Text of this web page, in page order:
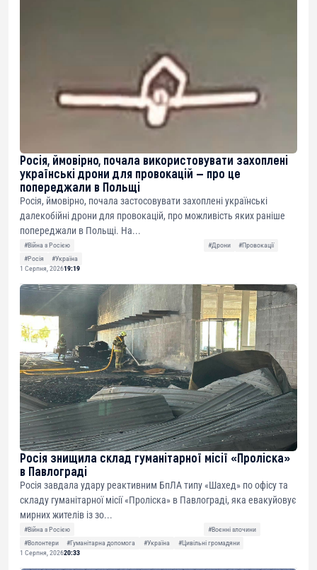
Росія, ймовірно, почала використовувати захоплені
українські дрони для провокацій — про це
попереджали в Польщі
Росія, ймовірно, почала застосовувати захоплені українські
далекобійні дрони для провокацій, про можливість яких раніше
попереджали в Польщі. На...
#Війна з Росією #Дрони
#Провокації
#Росія
#Україна
1 Серпня, 202619:19
Росія знищила склад гуманітарної місії «Проліска»
в Павлограді
Росія завдала удару реактивним БпЛА типу «Шахед» по офісу та
складу гуманітарної місії «Проліска» в Павлограді, яка евакуйовує
мирних жителів із зо...
#Війна з Росією
#Воєнні злочини
#Волонтери
#Гуманітарна допомога #Україна
#Цивільні громадяни
1 Серпня, 202620:33